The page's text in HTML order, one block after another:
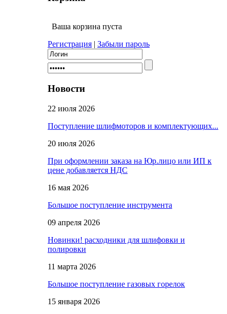
Ваша корзина пуста
Регистрация | Забыли пароль
Новости
22 июля 2026
Поступление шлифмоторов и комплектующих...
20 июля 2026
При оформлении заказа на Юр.лицо или ИП к
цене добавляется НДС
16 мая 2026
Большое поступление инструмента
09 апреля 2026
Новинки! расходники для шлифовки и
полировки
11 марта 2026
Большое поступление газовых горелок
15 января 2026